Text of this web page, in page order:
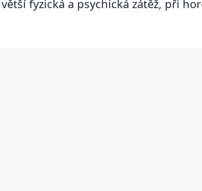
fyzická a psychická zátěž, při